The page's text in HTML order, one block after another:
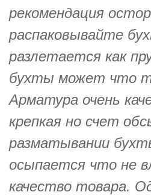
рекомендация
распаковывайте
разлетается как
бухты может что
Арматура очень
крепкая но счет
разматывании
осыпается что не
качество товара.